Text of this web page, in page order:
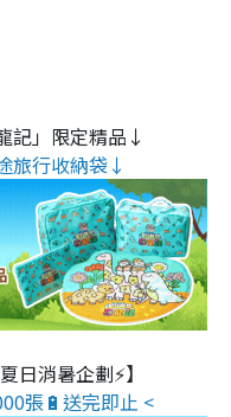
記」限定精品↓
旅行收納袋↓
日消暑企劃⚡】
張🔋送完即止 <